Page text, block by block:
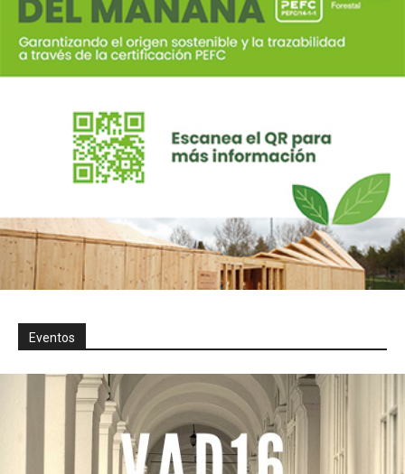
Eventos